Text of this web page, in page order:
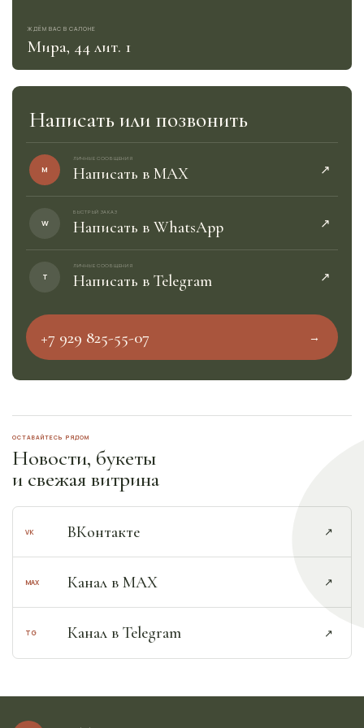
ЖДЁМ ВАС В САЛОНЕ
Мира, 44 лит. 1
Написать или позвонить
M
ЛИЧНЫЕ СООБЩЕНИЯ
Написать в MAX ↗︎
W
БЫСТРЫЙ ЗАКАЗ
Написать в WhatsApp ↗︎
T
ЛИЧНЫЕ СООБЩЕНИЯ
Написать в Telegram ↗︎
+7 929 825-55-07 →︎
ОСТАВАЙТЕСЬ РЯДОМ
Новости, букеты
и свежая витрина
VK ВКонтакте ↗︎
MAX Канал в MAX ↗︎
TG Канал в Telegram ↗︎